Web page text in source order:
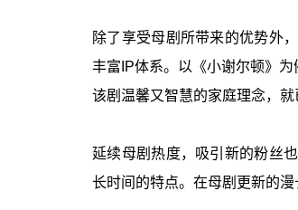
除了享受母剧所带来的优势外
丰富IP体系。以《小谢尔顿》
该剧温馨又智慧的家庭理念，
延续母剧热度，吸引新的粉丝
长时间的特点。在母剧更新的